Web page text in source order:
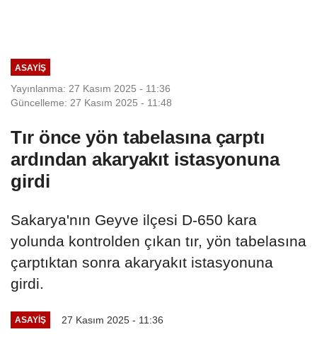
ASAYIŞ
Yayınlanma: 27 Kasım 2025 - 11:36
Güncelleme: 27 Kasım 2025 - 11:48
Tır önce yön tabelasına çarptı
ardından akaryakıt istasyonuna
girdi
Sakarya'nın Geyve ilçesi D-650 kara
yolunda kontrolden çıkan tır, yön tabelasına
çarptıktan sonra akaryakıt istasyonuna
girdi.
ASAYIŞ 27 Kasım 2025 - 11:36